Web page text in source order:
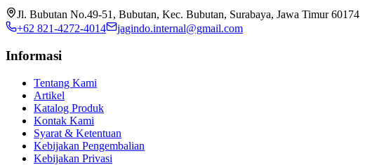
Jl. Bubutan No.49-51, Bubutan, Kec. Bubutan, Surabaya, Jawa Timur 60174
+62 821-4272-4014
jagindo.internal@gmail.com
Informasi
Tentang Kami
Artikel
Katalog Produk
Kontak Kami
Syarat & Ketentuan
Kebijakan Pengembalian
Kebijakan Privasi